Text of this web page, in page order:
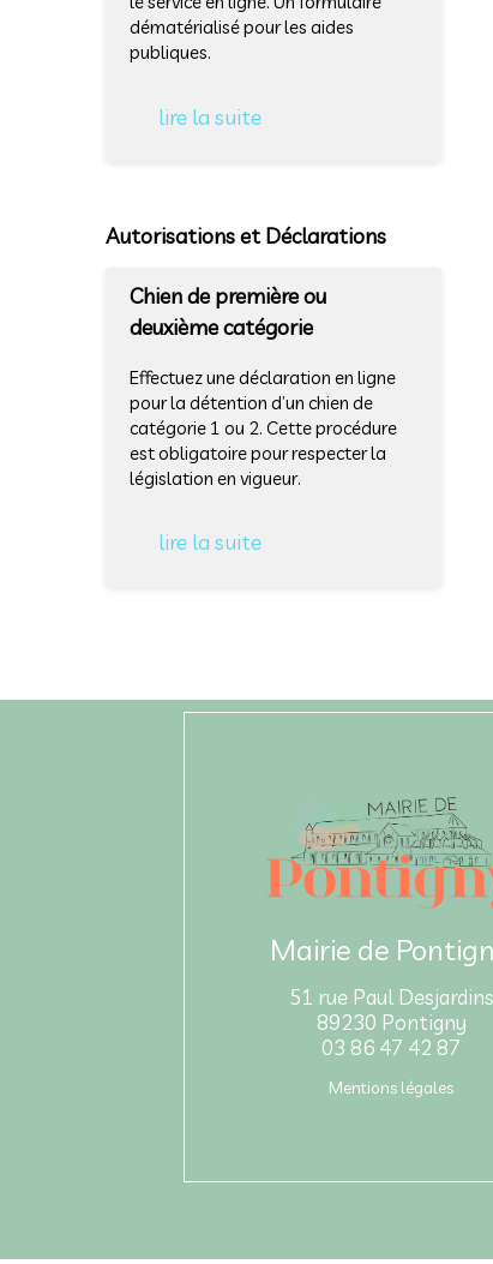
dématérialisé pour les aides
publiques.
lire la suite
Autorisations et Déclarations
Chien de première ou
deuxième catégorie
Effectuez une déclaration en ligne
pour la détention d’un chien de
catégorie 1 ou 2. Cette procédure
est obligatoire pour respecter la
législation en vigueur.
lire la suite
Mairie de
51 rue Paul Desjardins
89230 Pontigny
03 86 47 42 87
Mentions légales